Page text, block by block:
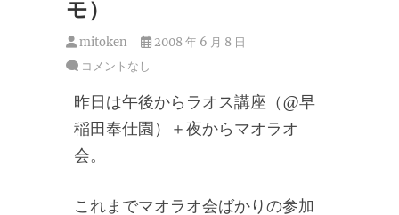
モ）
mitoken
2008 年 6 月 8 日
コメントなし
昨日は午後からラオス講座（@早
稲田奉仕園）＋夜からマオラオ
会。
これまでマオラオ会ばかりの参加